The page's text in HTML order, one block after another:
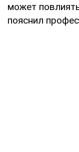
может
пояснил